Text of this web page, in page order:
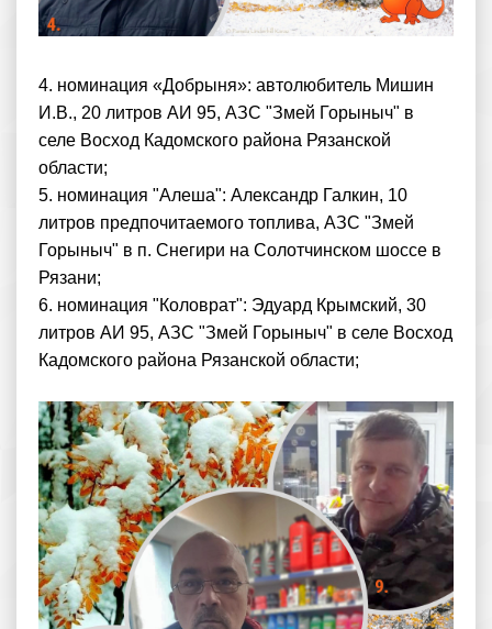
4. номинация «Добрыня»: автолюбитель Мишин
И.В., 20 литров АИ 95, АЗС "Змей Горыныч" в
селе Восход Кадомского района Рязанской
области;
5. номинация "Алеша": Александр Галкин, 10
литров предпочитаемого топлива, АЗС "Змей
Горыныч" в п. Снегири на Солотчинском шоссе в
Рязани;
6. номинация "Коловрат": Эдуард Крымский, 30
литров АИ 95, АЗС "Змей Горыныч" в селе Восход
Кадомского района Рязанской области;